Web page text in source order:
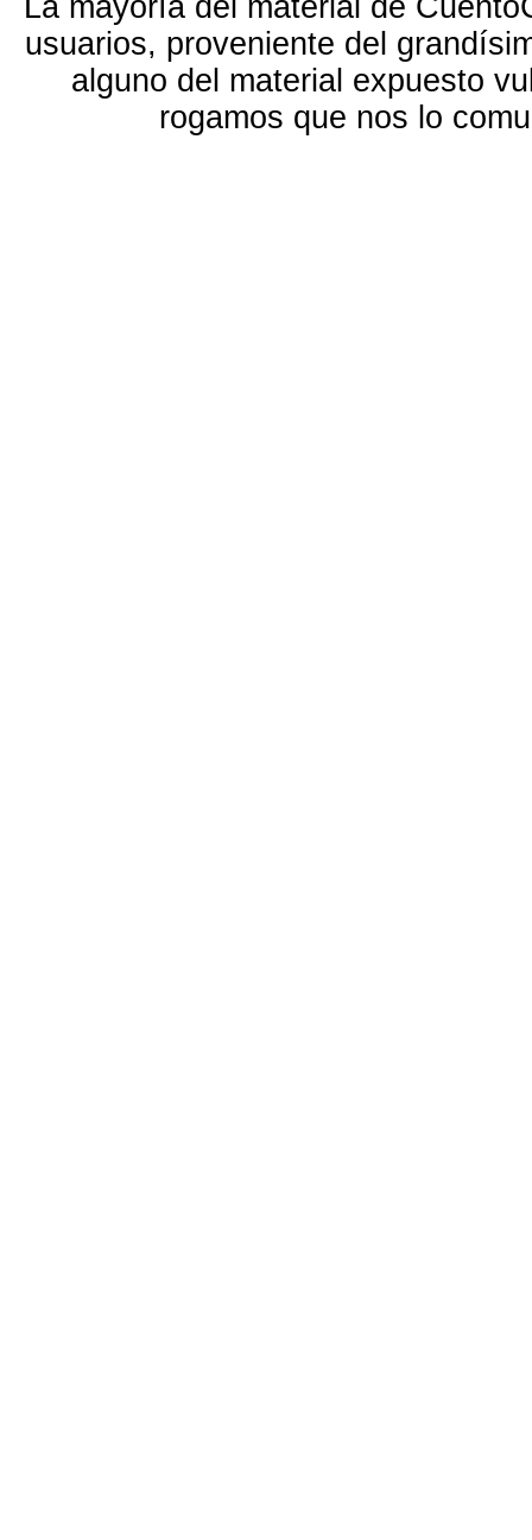
La mayoría del material de
usuarios, proveniente del
alguno del material expuesto
rogamos que nos lo